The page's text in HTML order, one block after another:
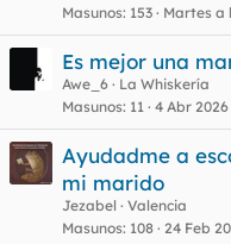
Masunos 153 Martes a
Es mejor una
Awe_6
La Whiskería
Masunos 11 4 Abr 2026
Ayudadme a
mi marido
Jezabel
Valencia
Masunos 108 24 Feb